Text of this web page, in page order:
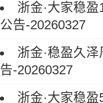
浙金·大家稳
公告-20260327
浙金·稳盈久
告-20260327
浙金·大家稳